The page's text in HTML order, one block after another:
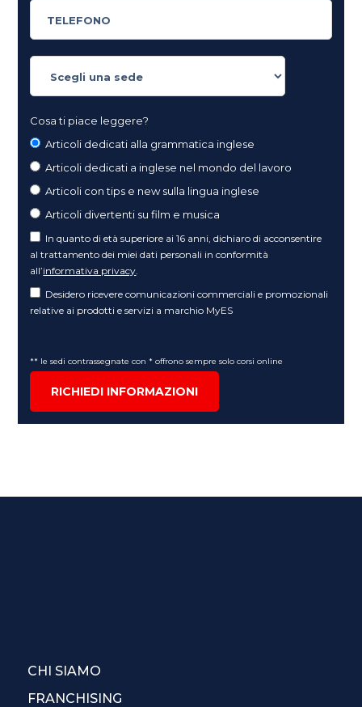
Cosa ti piace leggere?
Articoli dedicati alla grammatica inglese
Articoli dedicati a inglese nel mondo del lavoro
Articoli con tips e new sulla lingua inglese
Articoli divertenti su film e musica
In quanto di età superiore ai 16 anni, dichiaro di acconsentire
al trattamento dei miei dati personali in conformità
all’informativa privacy
Desidero ricevere comunicazioni commerciali e promozionali
relative ai prodotti e servizi a marchio MyES
** le sedi contrassegnate con * offrono sempre solo corsi online
RICHIEDI INFORMAZIONI
CHI SIAMO
FRANCHISING